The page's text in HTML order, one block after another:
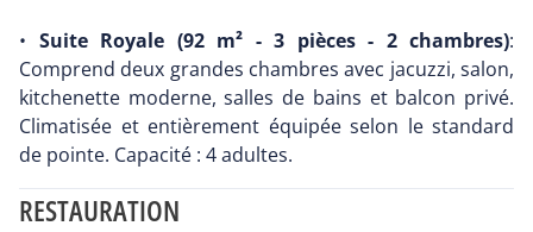
• Suite Royale (92 m² - 3 pièces - 2 chambres):
Comprend deux grandes chambres avec jacuzzi, salon,
kitchenette moderne, salles de bains et balcon privé.
Climatisée et entièrement équipée selon le standard
de pointe. Capacité : 4 adultes.
RESTAURATION